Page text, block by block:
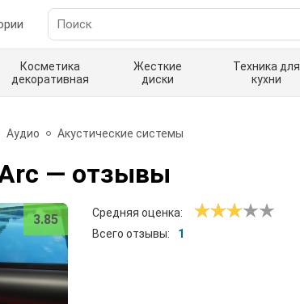
Косметика
декоративная
Жесткие
диски
Техника для
кухни
Аудио Акустические системы
— отзывы
3.85
Средняя оценка:
Всего отзывы:
1